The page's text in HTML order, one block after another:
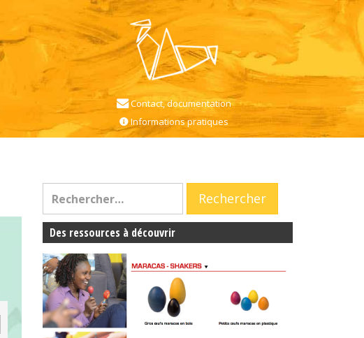
Contact, documentation
Informations pratiques
Des ressources à découvrir